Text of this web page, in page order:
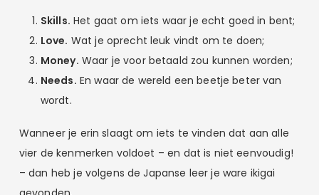
Skills. Het gaat om iets waar je echt goed in bent;
Love. Wat je oprecht leuk vindt om te doen;
Money. Waar je voor betaald zou kunnen worden;
Needs. En waar de wereld een beetje beter van
wordt.
Wanneer je erin slaagt om iets te vinden dat aan alle
vier de kenmerken voldoet – en dat is niet eenvoudig!
– dan heb je volgens de Japanse leer je ware ikigai